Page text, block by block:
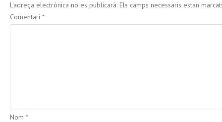
L'adreça electrònica no es publicarà. Els camps necessaris estan
Comentari *
Nom *